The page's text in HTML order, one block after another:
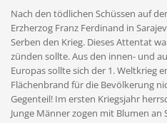
Nach den tödlichen Schüssen auf
Erzherzog Franz Ferdinand in
Serben den Krieg. Dieses Attentat
zünden sollte. Aus den innen- und
Europas sollte sich der 1. Weltkrieg
Flächenbrand für die Bevölkerung
Gegenteil! Im ersten Kriegsjahr
Junge Männer zogen mit Blumen an